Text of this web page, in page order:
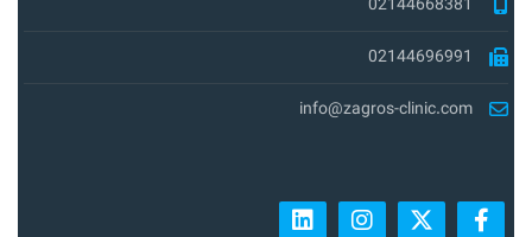
02144668381
02144696991
info@zagros-clinic.com